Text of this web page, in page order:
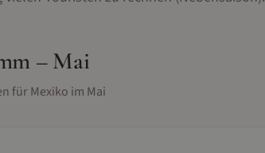
–Mai
fürMexiko im Mai